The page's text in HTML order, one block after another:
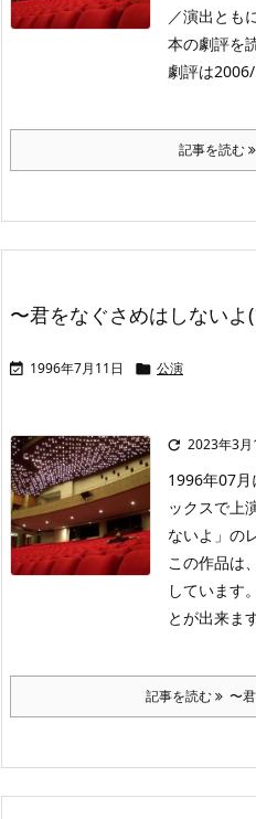
／演出とも
本の劇評を
劇評は
記事を読む
〜君をなぐさめはしないよ
 1996年7月11日  公演
 2023年3月
1996年07月
ックスで上
ないよ」の
この作品は
しています
とが出来ま
記事を読む 〜